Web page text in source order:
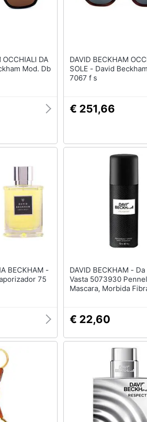
OCCHIALI DA
DAVID BECKHAM
SOLE - David Beckham Mod. Db
7067 f s
€ 251,66
BECKHAM -
75
DAVID BECKHAM - Da Vinci
Vasta 5073930
Mascara, Morbida
€ 22,60